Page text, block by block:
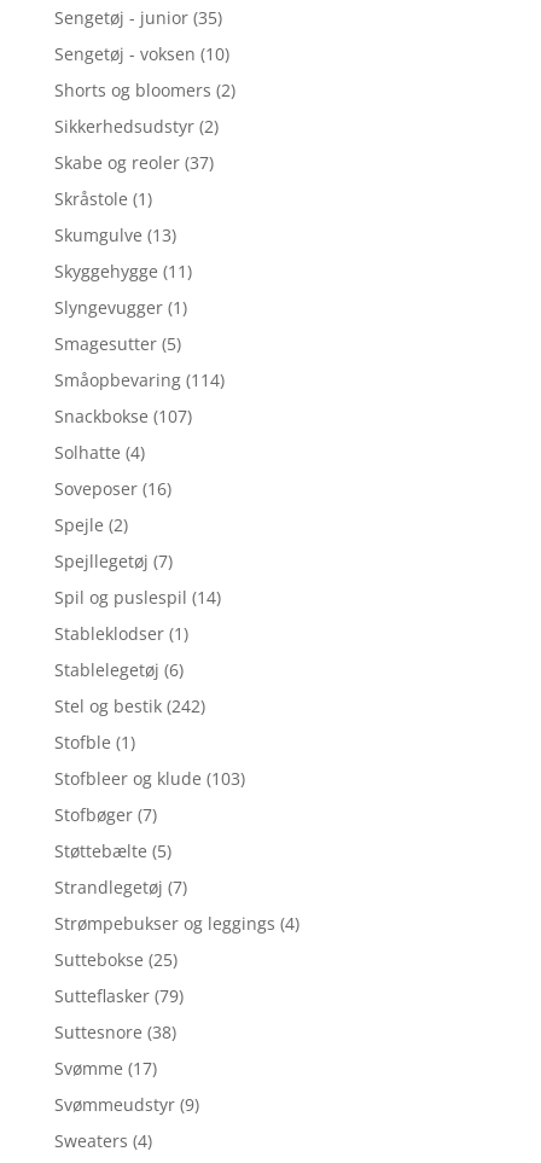
Sengetøj - junior (35)
Sengetøj - voksen (10)
Shorts og bloomers (2)
Sikkerhedsudstyr (2)
Skabe og reoler (37)
Skråstole (1)
Skumgulve (13)
Skyggehygge (11)
Slyngevugger (1)
Smagesutter (5)
Småopbevaring (114)
Snackbokse (107)
Solhatte (4)
Soveposer (16)
Spejle (2)
Spejllegetøj (7)
Spil og puslespil (14)
Stableklodser (1)
Stablelegetøj (6)
Stel og bestik (242)
Stofble (1)
Stofbleer og klude (103)
Stofbøger (7)
Støttebælte (5)
Strandlegetøj (7)
Strømpebukser og leggings (4)
Suttebokse (25)
Sutteflasker (79)
Suttesnore (38)
Svømme (17)
Svømmeudstyr (9)
Sweaters (4)